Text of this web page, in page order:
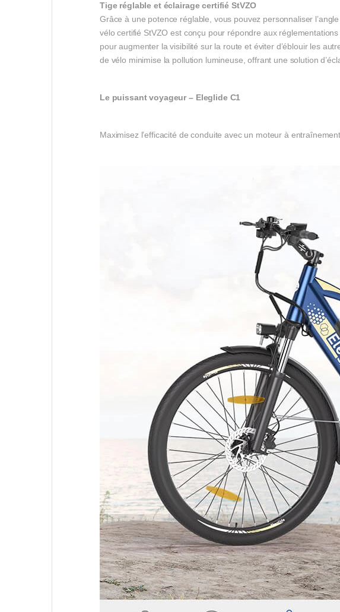
Tige réglable et éclairage certifié StVZO
Grâce à une potence réglable, vous pouvez personnaliser
vélo certifié StVZO est conçu pour répondre aux
pour augmenter la visibilité sur la route et éviter d’éblouir les
de vélo minimise la pollution lumineuse, offrant une solution
Le puissant voyageur – Eleglide C1
Maximisez l’efficacité de conduite avec un moteur à